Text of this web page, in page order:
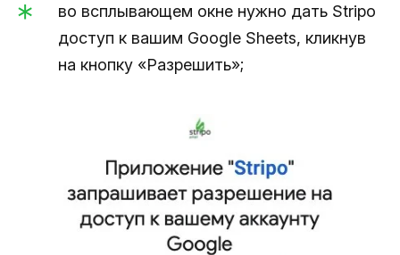
во всплывающем окне нужно дать Stripo
доступ к вашим Google Sheets, кликнув
на кнопку «Разрешить»;